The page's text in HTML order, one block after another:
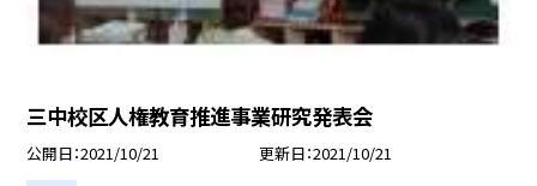
三中校区人権教育推進事業研究発表会
公開日 2021/10/21 更新日 2021/10/21